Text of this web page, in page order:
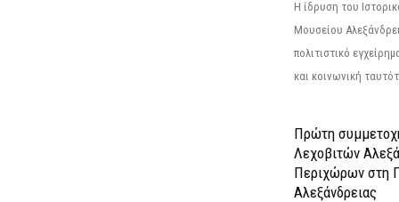
Η ίδρυση του
Μουσείου
πολιτιστικό
και κοινωνική
Πρώτη
Λεχοβιτών
Περιχώρων στη
Αλεξάνδρειας